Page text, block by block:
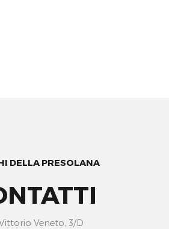
DELLA PRESOLANA
Veneto, 3/D